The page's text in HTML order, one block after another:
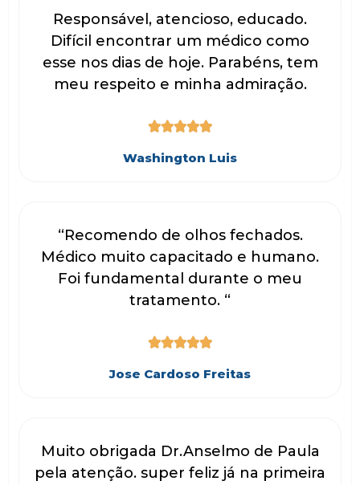
Responsável, atencioso, educado.
Difícil encontrar um médico como
esse nos dias de hoje. Parabéns, tem
meu respeito e minha admiração.

Washington Luis
“Recomendo de olhos fechados.
Médico muito capacitado e humano.
Foi fundamental durante o meu
tratamento. “

Jose Cardoso Freitas
Muito obrigada Dr.Anselmo de Paula
pela atenção. super feliz já na primeira